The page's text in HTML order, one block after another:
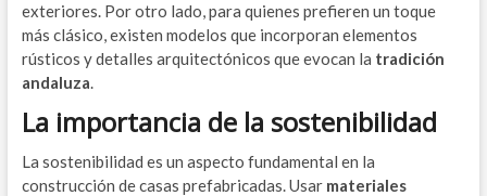
exteriores. Por otro lado, para quienes prefieren un toque
más clásico, existen modelos que incorporan elementos
rústicos y detalles arquitectónicos que evocan la tradición
andaluza.
La importancia de la sostenibilidad
La sostenibilidad es un aspecto fundamental en la
construcción de casas prefabricadas. Usar materiales